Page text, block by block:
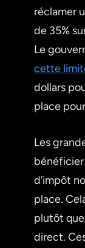
réclamer
de 35%
Le
cette
dollars
place
Les
d’impôt
place.
plutôt
direct.